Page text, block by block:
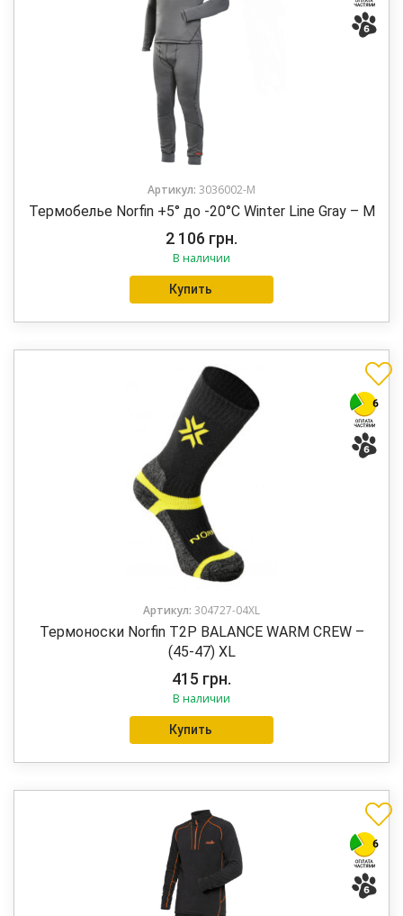
Артикул: 3036002-M
Термобелье Norfin +5° до -20°C Winter Line Gray – M
2 106 грн.
В наличии
Купить
Артикул: 304727-04XL
Термоноски Norfin T2P BALANCE WARM CREW –
(45-47) XL
415 грн.
В наличии
Купить